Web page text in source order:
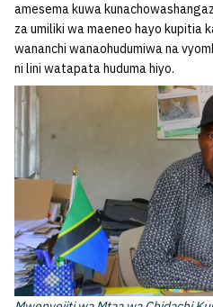
amesema kuwa
za umiliki wa maeneo hayo kupitia
wananchi wanaohudumiwa na
ni lini watapata huduma hiyo.